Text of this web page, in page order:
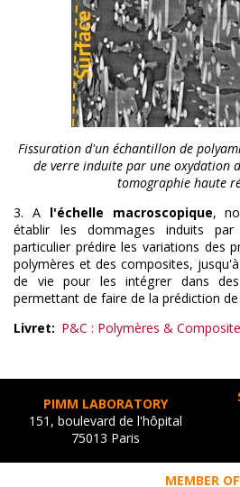
Fissuration d'un échantillon de
de verre induite par une oxydation
tomographie haute
3. A l'échelle macroscopique,
établir les dommages induits
particulier prédire les variations des
polymères et des composites,
de vie pour les intégrer dans
permettant de faire de la prédiction de
Livret
P&C : Polymères &
PIMM LABORATORY
151, boulevard de l'hôpital
75013 Paris
MEMBER OF